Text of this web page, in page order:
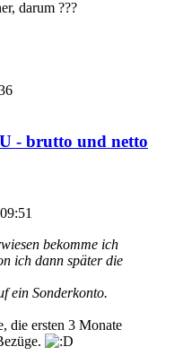
darum ???
- brutto und netto
bekomme ich
ich dann später die
ein Sonderkonto.
die ersten 3 Monate